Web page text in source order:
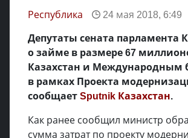
Республика 24 мая 2018, 6:49
Депутаты сената парламента
о займе в размере 67
Казахстан и Международным
в рамках Проекта
сообщаетSputnik Казахстан.
Как ранее сообщил министр
сумма затрат по проекту